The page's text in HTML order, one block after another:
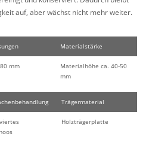
auf, aber wächst nicht mehr weiter.
Materialstärke
mm
Materialhöhe ca. 40-50
mm
Trägermaterial
Holzträgerplatte